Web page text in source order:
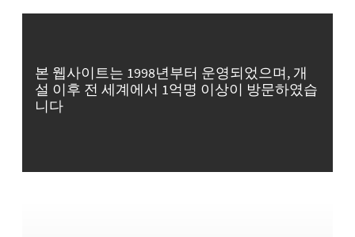
본 웹사이트는 1998년부터 운영되었으며, 개
설 이후 전 세계에서 1억명 이상이 방문하였습
니다